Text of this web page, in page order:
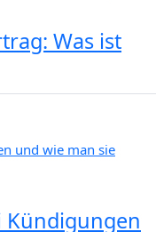
Was ist
Kündigungen